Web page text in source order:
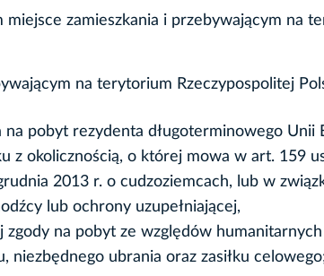
miejsce zamieszkania i przebywającym na
na terytorium Rzeczypospolitej
pobyt rezydenta długoterminowego Unii
z okolicznością, o której mowa w art. 159
2013 r. o cudzoziemcach, lub w
lub ochrony uzupełniającej,
na pobyt ze względów
ubrania oraz zasiłku